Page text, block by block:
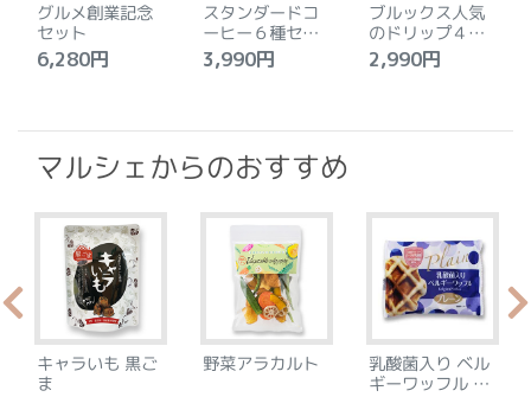
グルメ創業記念
セット
6,280円
スタンダードコ
ーヒー６種セッ
ト
3,990円
ブルックス人気
のドリップ４種
セット
2,990円
マルシェからのおすすめ
キャラいも 黒ご
ま
野菜アラカルト
乳酸菌入り ベル
ギーワッフル プ